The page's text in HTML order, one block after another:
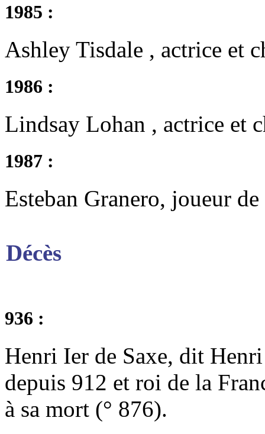
1985 :
Ashley Tisdale , actrice et
1986 :
Lindsay Lohan , actrice et
1987 :
Esteban Granero, joueur
Décès
936 :
Henri Ier de Saxe, dit
depuis 912 et roi de la
à sa mort (° 876).